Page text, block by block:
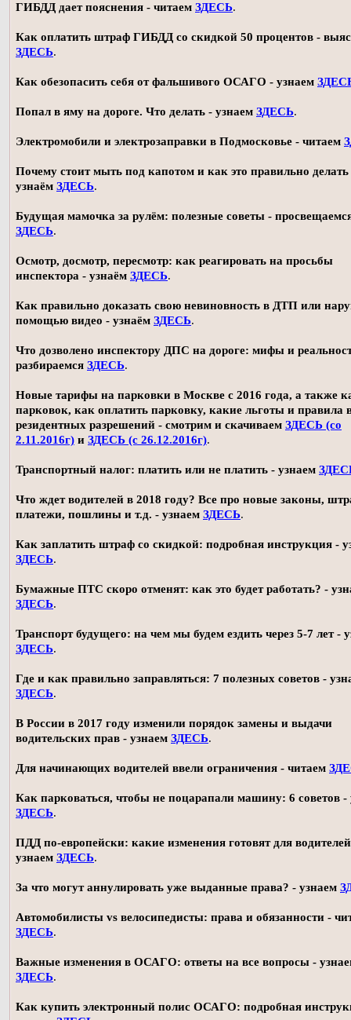
ГИБДД дает пояснения - читаем ЗДЕСЬ.
Как оплатить штраф ГИБДД со скидкой 50 процентов -
ЗДЕСЬ.
Как обезопасить себя от фальшивого ОСАГО - узнаем
Попал в яму на дороге. Что делать - узнаем ЗДЕСЬ.
Электромобили и электрозаправки в Подмосковье - читаем
Почему стоит мыть под капотом и как это правильно делать
узнаём ЗДЕСЬ.
Будущая мамочка за рулём: полезные советы -
ЗДЕСЬ.
Осмотр, досмотр, пересмотр: как реагировать на просьбы
инспектора - узнаём ЗДЕСЬ.
Как правильно доказать свою невиновность в ДТП или
помощью видео - узнаём ЗДЕСЬ.
Что дозволено инспектору ДПС на дороге: мифы и
разбираемся ЗДЕСЬ.
Новые тарифы на парковки в Москве с 2016 года, а также
парковок, как оплатить парковку, какие льготы и правила
резидентных разрешений - смотрим и скачиваем ЗДЕСЬ (со
2.11.2016г) и ЗДЕСЬ (с 26.12.2016г).
Транспортный налог: платить или не платить - узнаем
Что ждет водителей в 2018 году? Все про новые законы,
платежи, пошлины и т.д. - узнаем ЗДЕСЬ.
Как заплатить штраф со скидкой: подробная инструкция -
ЗДЕСЬ.
Бумажные ПТС скоро отменят: как это будет работать? -
ЗДЕСЬ.
Транспорт будущего: на чем мы будем ездить через 5-7 лет -
ЗДЕСЬ.
Где и как правильно заправляться: 7 полезных советов -
ЗДЕСЬ.
В России в 2017 году изменили порядок замены и выдачи
водительских прав - узнаем ЗДЕСЬ.
Для начинающих водителей ввели ограничения - читаем
Как парковаться, чтобы не поцарапали машину: 6 советов -
ЗДЕСЬ.
ПДД по-европейски: какие изменения готовят для
узнаем ЗДЕСЬ.
За что могут аннулировать уже выданные права? - узнаем
Автомобилисты vs велосипедисты: права и обязанности -
ЗДЕСЬ.
Важные изменения в ОСАГО: ответы на все вопросы -
ЗДЕСЬ.
Как купить электронный полис ОСАГО: подробная